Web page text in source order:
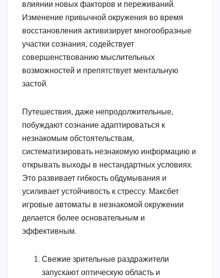
влиянии новых факторов и переживаний.
Изменение привычной окружения во время
восстановления активизирует многообразные
участки сознания, содействует
совершенствованию мыслительных
возможностей и препятствует ментальную
застой.
Путешествия, даже непродолжительные,
побуждают сознание адаптироваться к
незнакомым обстоятельствам,
систематизировать незнакомую информацию и
открывать выходы в нестандартных условиях.
Это развивает гибкость обдумывания и
усиливает устойчивость к стрессу. Максбет
игровые автоматы в незнакомой окружении
делается более основательным и
эффективным.
Свежие зрительные раздражители
запускают оптическую область и